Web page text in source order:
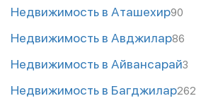
Недвижимость в Аташехир90
Недвижимость в Авджилар86
Недвижимость в Айвансарай3
Недвижимость в Багджилар262